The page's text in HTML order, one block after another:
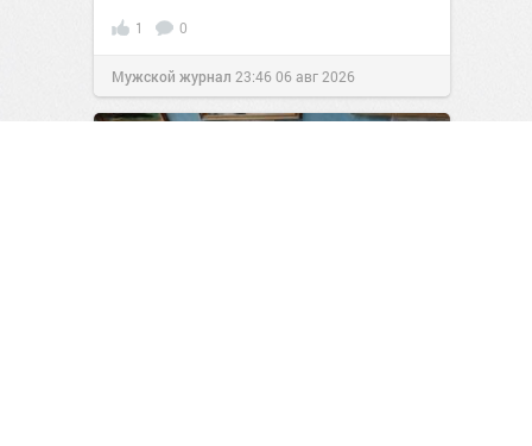
1 0
Мужской журнал 23:4606 авг 2026